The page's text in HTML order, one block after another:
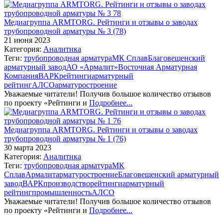
Медиагруппа ARMTORG. Рейтинги и отзывы о заводах
трубопроводной арматуры № 3 (78)
21 июня 2023
Категория: Аналитика
Теги: трубопроводная арматураМК СплавБлаговещенский
арматурный заводАО «Армалит»Восточная Арматурная
КомпанияВАРКрейтингиарматурный
рейтингАЛСОарматуростроение
Уважаемые читатели! Получив большое количество отзывов
по проекту «Рейтинги и Подробнее...
Медиагруппа ARMTORG. Рейтинги и отзывы о заводах
трубопроводной арматуры № 1 (76)
30 марта 2023
Категория: Аналитика
Теги: трубопроводная арматураМК
СплавАрмалитарматуростроениеБлаговещенский арматурный
заводВАРКпроизводстворейтингиарматурный
рейтингпромышленностьАЛСО
Уважаемые читатели! Получив большое количество отзывов
по проекту «Рейтинги и Подробнее...